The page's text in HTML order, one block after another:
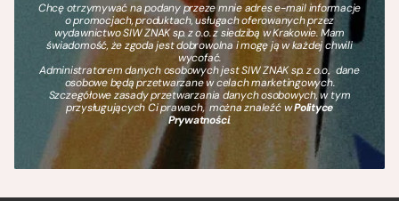
Chcę otrzymywać na podany przeze mnie adres e-mail informacje
o promocjach, produktach, usługach oferowanych przez
wydawnictwo SIW ZNAK sp. z o.o. z siedzibą w Krakowie. Mam
świadomość, że zgoda jest dobrowolna i mogę ją w każdej chwili
wycofać.
Administratorem danych osobowych jest SIW ZNAK sp. z o.o., dane
osobowe będą przetwarzane w celach marketingowych.
Szczegółowe zasady przetwarzania danych osobowych, w tym
przysługujących Ci prawach, można znaleźć wPolityce
Prywatności.